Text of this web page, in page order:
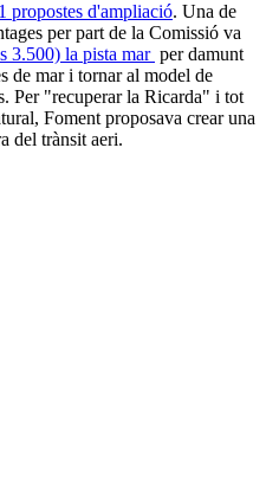
propostes d'ampliació. Una de
per part de la Comissió va
3.500) la pista mar per damunt
de mar i tornar al model de
Per "recuperar la Ricarda" i tot
Foment proposava crear una
del trànsit aeri.